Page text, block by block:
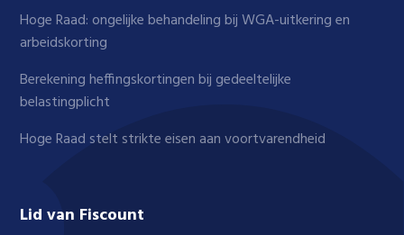
Hoge Raad: ongelijke behandeling bij WGA-uitkering en
arbeidskorting
Berekening heffingskortingen bij gedeeltelijke
belastingplicht
Hoge Raad stelt strikte eisen aan voortvarendheid
Lid van Fiscount